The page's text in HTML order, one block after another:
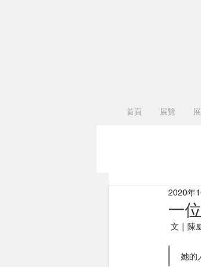
首頁 展覽
一
2020年
文｜陳
她的